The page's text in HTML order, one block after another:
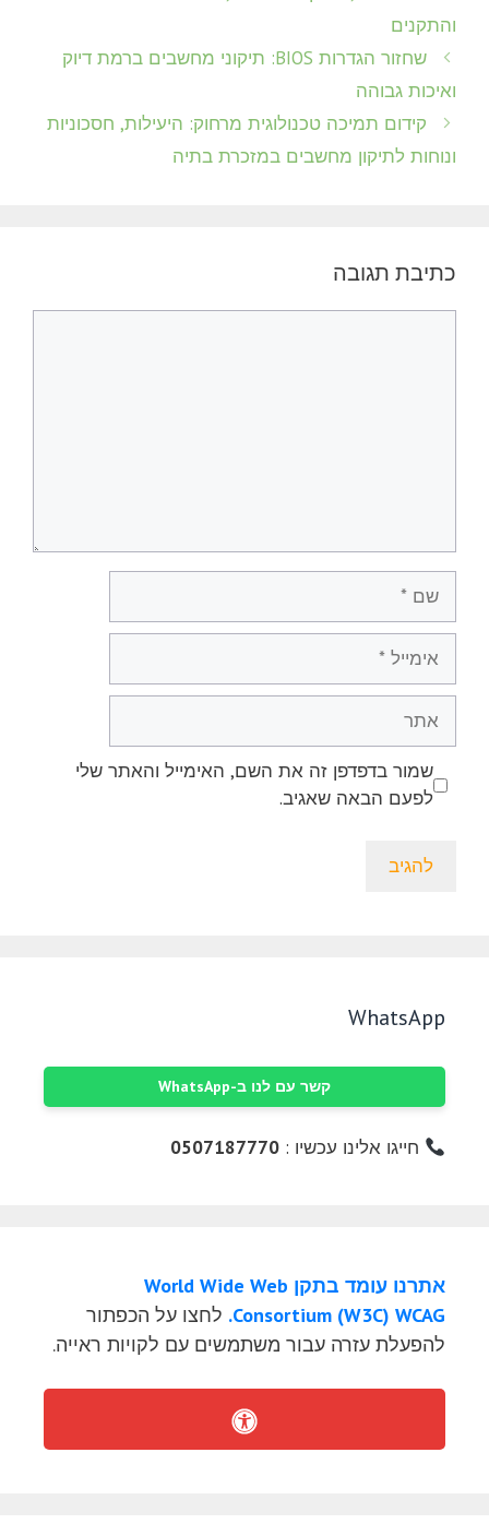
והתקנים
שחזור הגדרות BIOS: תיקוני מחשבים ברמת דיוק
ואיכות גבוהה
קידום תמיכה טכנולוגית מרחוק: היעילות, חסכוניות
ונוחות לתיקון מחשבים במזכרת בתיה
כתיבת תגובה
שמור בדפדפן זה את השם, האימייל והאתר שלי
לפעם הבאה שאגיב.
WhatsApp
קשר עם לנו ב-WhatsApp
חייגו אלינו עכשיו :0507187770
אתרנו עומד בתקן World Wide Web
Consortium (W3C) WCAG. לחצו על הכפתור
להפעלת עזרה עבור משתמשים עם לקויות ראייה.